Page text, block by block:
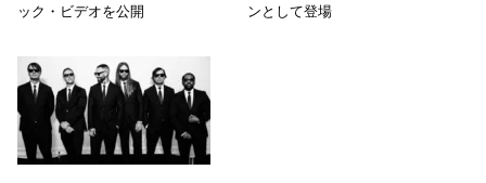
ック・ビデオを公開
ンとして登場